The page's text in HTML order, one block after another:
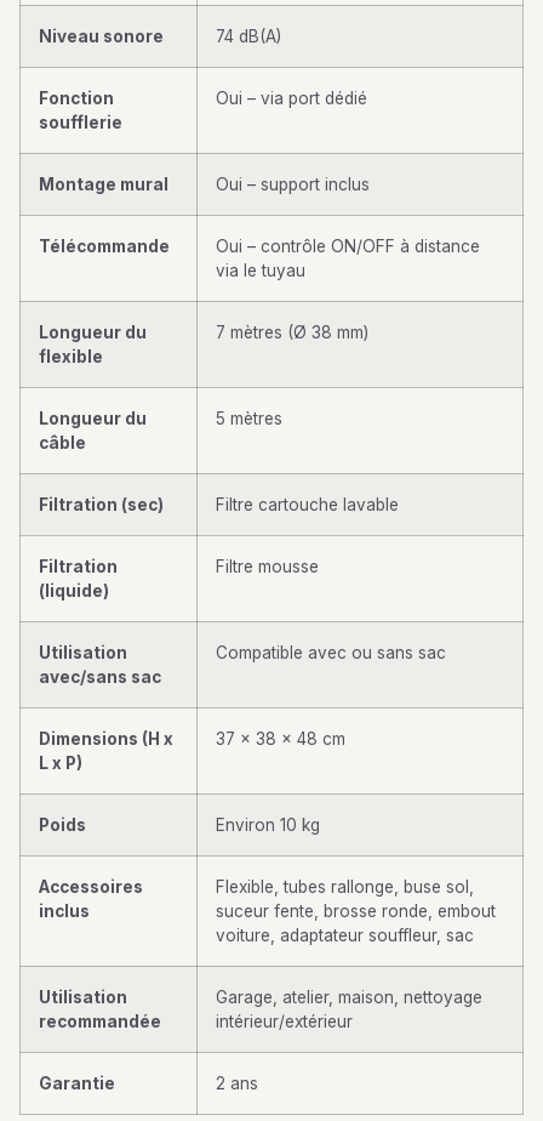
Niveau sonore 74 dB(A)
Fonction
soufflerie
Oui – via port dédié
Montage mural Oui – support inclus
Télécommande
Oui – contrôle ON/OFF à distance
via le tuyau
Longueur du
flexible
7 mètres (Ø 38 mm)
Longueur du
câble
5 mètres
Filtration (sec) Filtre cartouche lavable
Filtration
(liquide)
Filtre mousse
Utilisation
avec/sans sac
Compatible avec ou sans sac
Dimensions (H x
L x P)
37 x 38 x 48 cm
Poids Environ 10 kg
Accessoires
inclus
Flexible, tubes rallonge, buse sol,
suceur fente, brosse ronde, embout
voiture, adaptateur souffleur, sac
Utilisation
recommandée
Garage, atelier, maison, nettoyage
intérieur/extérieur
Garantie 2 ans